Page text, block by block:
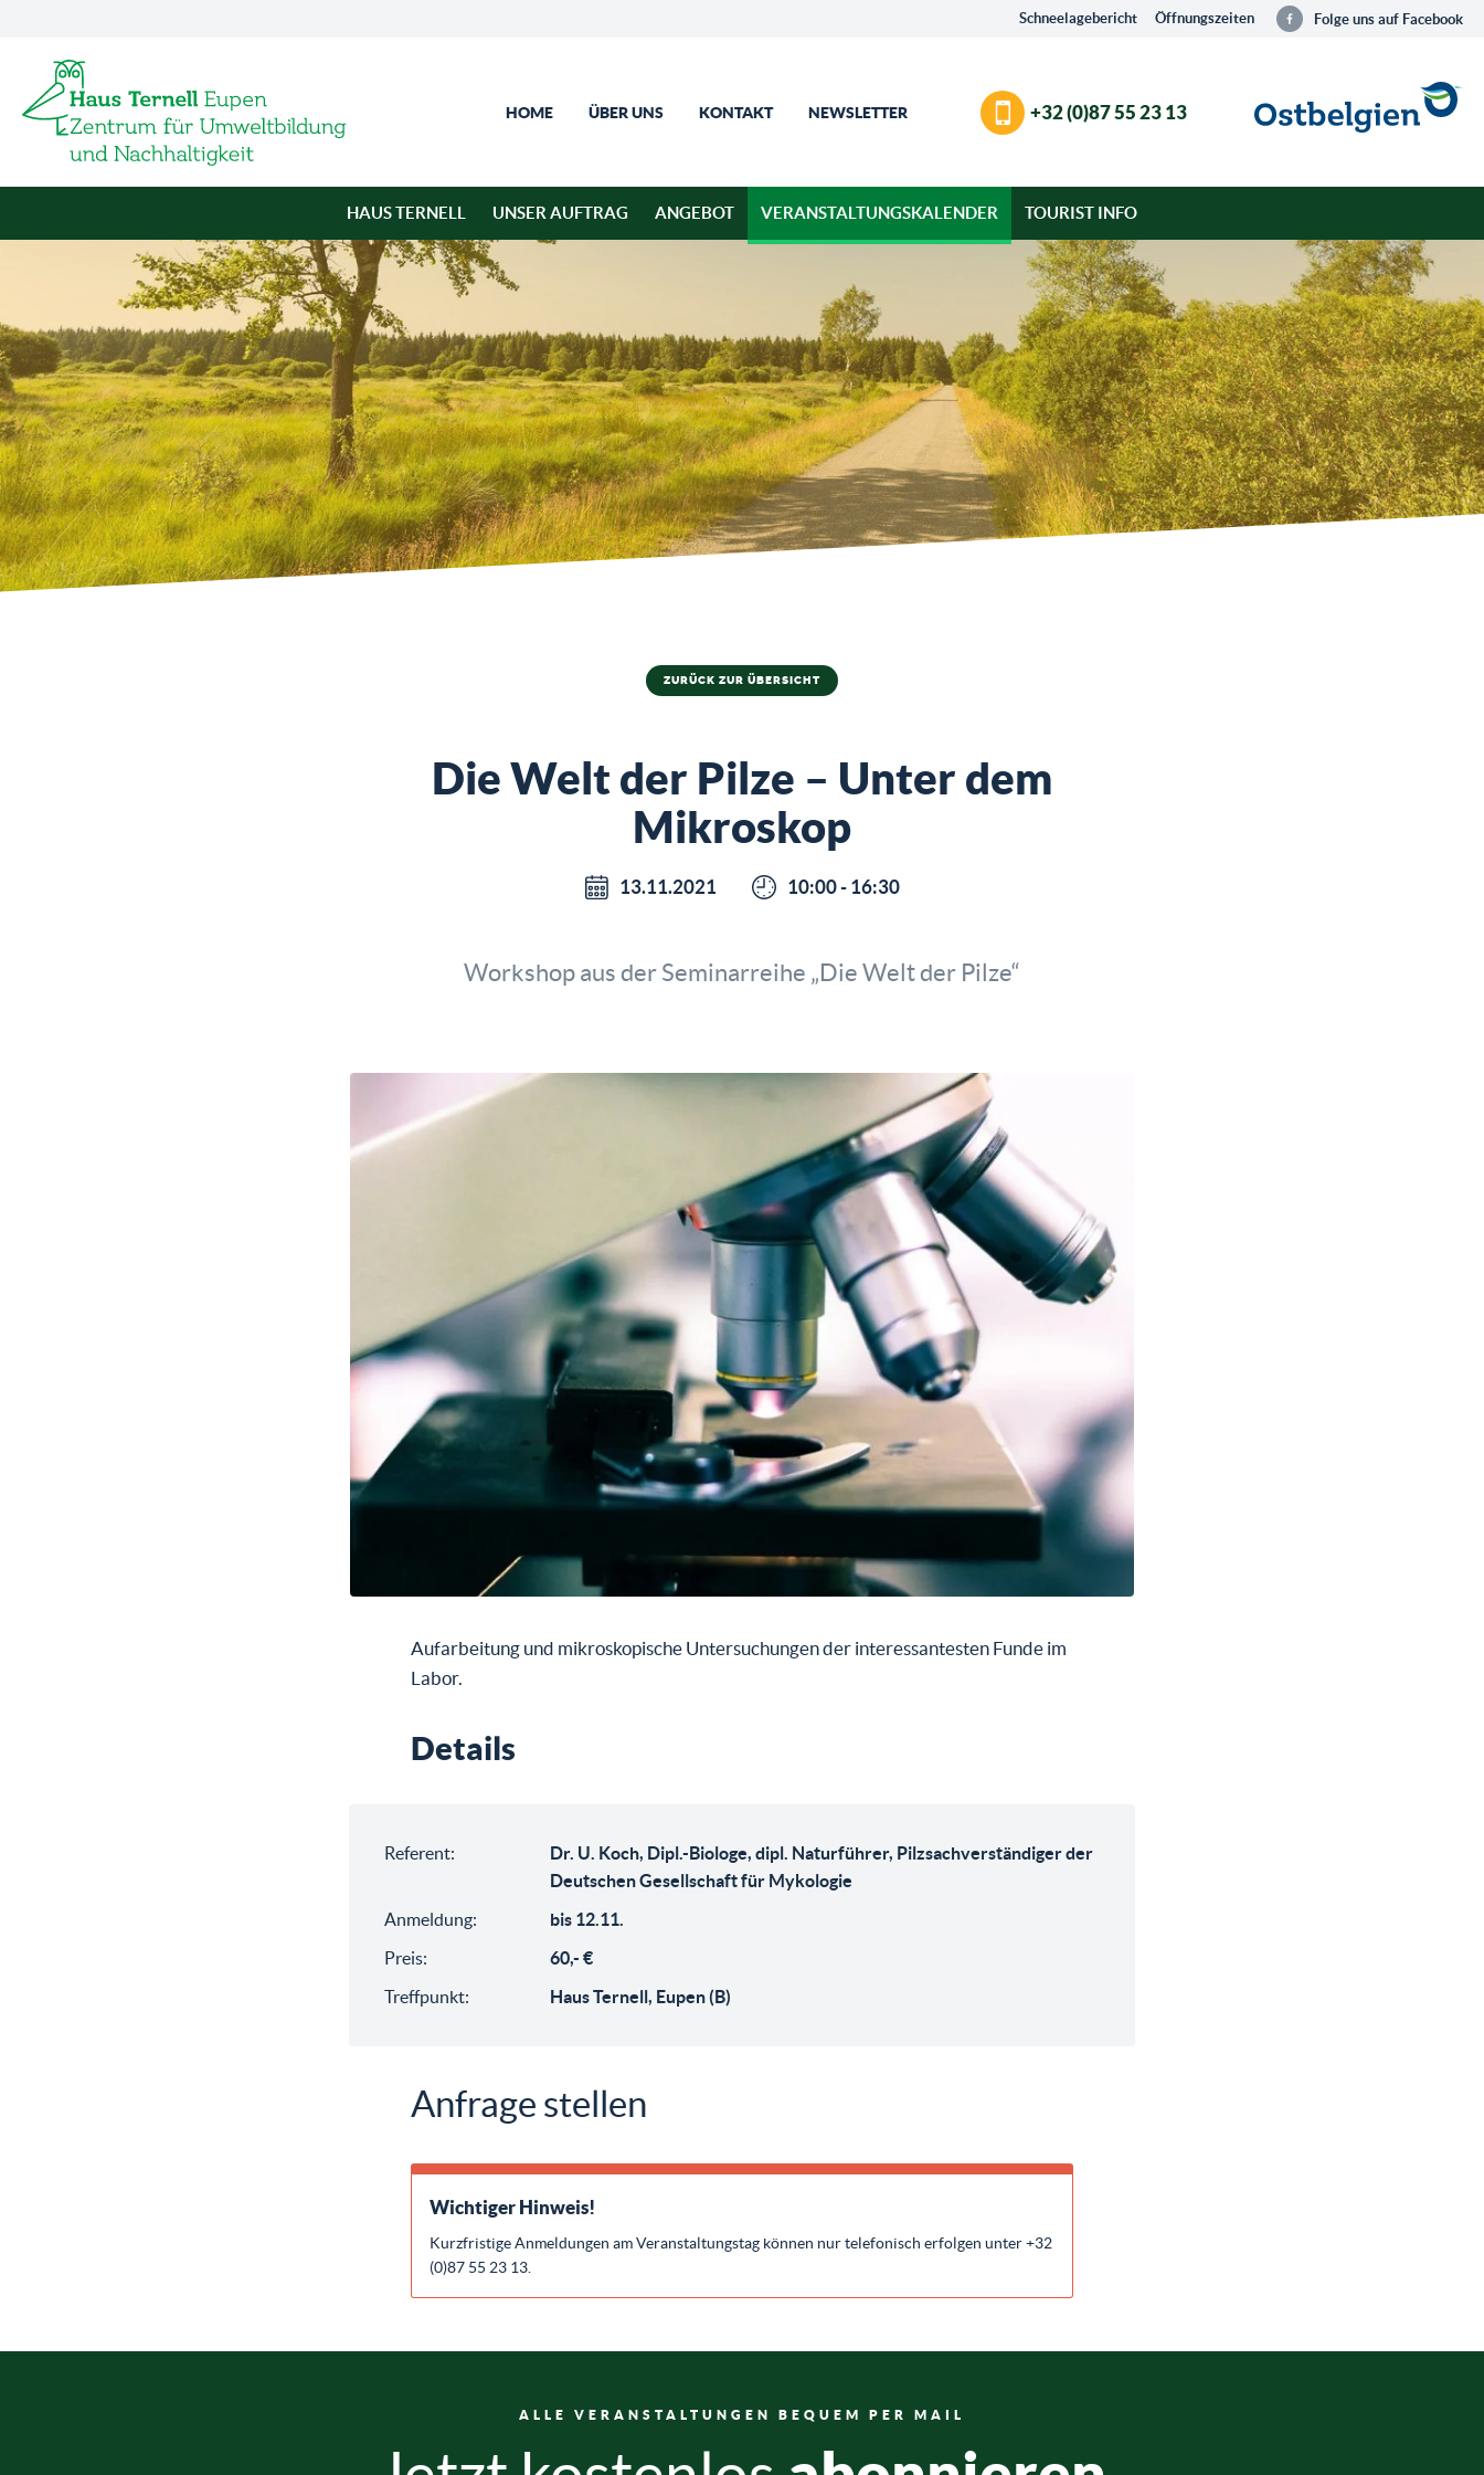
Schneelagebericht Öffnungszeiten Folge uns auf Facebook
HOME ÜBER UNS KONTAKT NEWSLETTER +32 (0)87 55 23 13
HAUS TERNELL UNSER AUFTRAG ANGEBOT VERANSTALTUNGSKALENDER TOURIST INFO
ZURÜCK ZUR ÜBERSICHT
Die Welt der Pilze – Unter dem
Mikroskop
13.11.2021 10:00 - 16:30
Workshop aus der Seminarreihe „Die Welt der Pilze“
Aufarbeitung und mikroskopische Untersuchungen der interessantesten Funde im
Labor.
Details
Referent:
Dr. U. Koch, Dipl.-Biologe, dipl. Naturführer, Pilzsachverständiger der
Deutschen Gesellschaft für Mykologie
Anmeldung:
bis 12.11.
Preis:
60,- €
Treffpunkt:
Haus Ternell, Eupen (B)
Anfrage stellen
Wichtiger Hinweis!
Kurzfristige Anmeldungen am Veranstaltungstag können nur telefonisch erfolgen unter +32
(0)87 55 23 13.
ALLE VERANSTALTUNGEN BEQUEM PER MAIL